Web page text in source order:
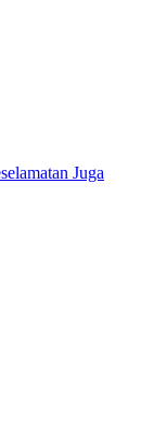
Juga